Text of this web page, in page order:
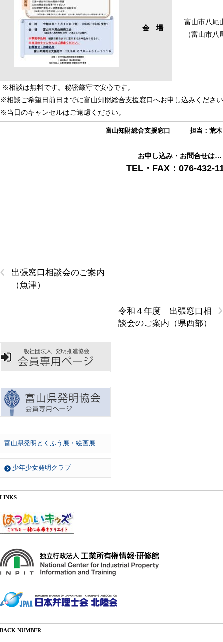
会 場
富山市八尾
（富山市八
※相談は無料です。秘密厳守で安心です。
※相談ご希望日前日までに富山知財総合支援窓口へお申し込みくださ
※当日のキャンセルはご遠慮ください。
富山知財総合支援窓口 担当：荒木
お申し込み・お問合せは…
TEL・FAX：076-432-
‹
出張窓口相談会のご案内
（魚津）
›
令和４年度 出張窓口相
談会のご案内（県西部）
富山県発明とくふう展・絵画展
少年少女発明クラブ
LINKS
BACK NUMBER